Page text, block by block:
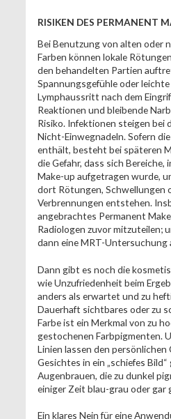
RISIKEN DES PERMANENT
Bei Benutzung von alten oder
Farben können lokale
den behandelten Partien
Spannungsgefühle oder
Lymphaussritt nach dem
Reaktionen und bleibende
Risiko. Infektionen steigen bei
Nicht-Einwegnadeln. Sofern
enthält, besteht bei späteren
die Gefahr, dass sich Bereiche,
Make-up aufgetragen wurde,
dort Rötungen, Schwellungen
Verbrennungen entstehen.
angebrachtes Permanent
Radiologen zuvor mitzuteilen;
dann eine MRT-Untersuchung
Dann gibt es noch die
wie Unzufriedenheit beim
anders als erwartet und zu
Dauerhaft sichtbares oder zu
Farbe ist ein Merkmal von zu
gestochenen Farbpigmenten.
Linien lassen den persönlichen
Gesichtes in ein „schiefes
Augenbrauen, die zu dunkel
einiger Zeit blau-grau oder gar
Ein klares Nein für eine